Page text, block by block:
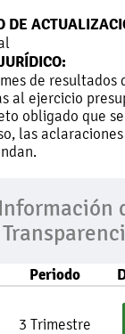
DE
de resultados
al ejercicio
obligado que
las
Información
Periodo
3 Trimestre